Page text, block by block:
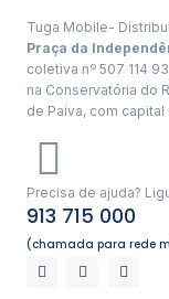
Tuga Mobile-
Praça da
coletiva nº 507 114
na Conservatória do
de Paiva, com
Precisa de ajuda?
913 715 000
(chamada para rede